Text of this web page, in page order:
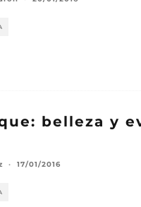
belleza y
· 17/01/2016